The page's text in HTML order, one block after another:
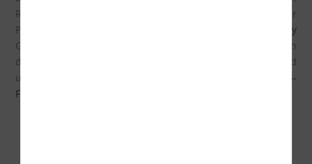
Rechten und Einstellungsmöglichkeiten zum Schutze Ihrer
Privatsphäre:
http://www.google.de/intl/de/policies/privacy
Google verarbeitet Ihre personenbezogenen Daten auch in
den USA und hat sich dem EU-US Privacy Shield
unterworfen:
https://www.privacyshield.gov/EU-US-
Framework